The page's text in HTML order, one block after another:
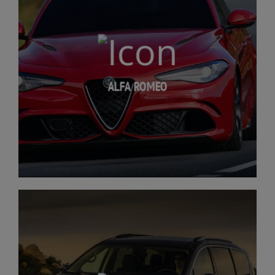
ALFA ROMEO